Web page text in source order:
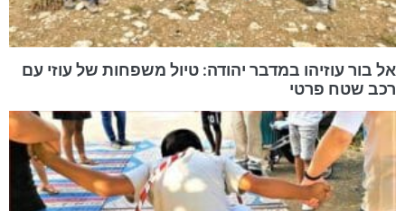
אל בור עוזיהו במדבר יהודה: טיול משפחות של עוזי עם
רכב שטח פרטי